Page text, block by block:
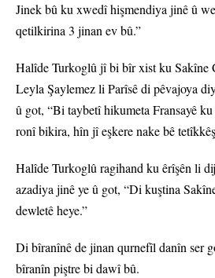
Jinek bû ku xwedî hişmendiya jinê û
qetilkirina 3 jinan ev bû.”
Halîde Turkoglû jî bi bîr xist ku Sakîne
Leyla Şaylemez li Parîsê di pêvajoya
û got, “Bi taybetî hikumeta Fransayê
ronî bikira, hîn jî eşkere nake bê
Halîde Turkoglû ragihand ku êrîşên li
azadiya jinê ye û got, “Di kuştina
dewletê heye.”
Di bîranînê de jinan qurnefîl danîn ser
bîranîn piştre bi dawî bû.